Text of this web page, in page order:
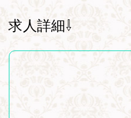
求人詳細⇩